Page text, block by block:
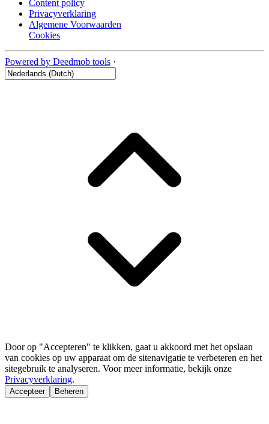
Content policy
Privacyverklaring
Algemene Voorwaarden
Cookies
Powered by Deedmob tools ·
Door op "Accepteren" te klikken, gaat u akkoord met het opslaan
van cookies op uw apparaat om de sitenavigatie te verbeteren en het
sitegebruik te analyseren. Voor meer informatie, bekijk onze
Privacyverklaring.
Accepteer Beheren